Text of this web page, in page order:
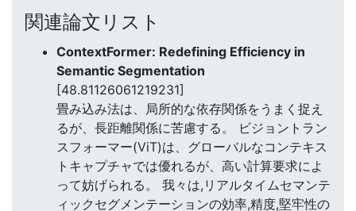
関連論文リスト
ContextFormer: Redefining Efficiency in
Semantic Segmentation
[48.81126061219231]
畳み込み法は、局所的な依存関係をうまく捉え
るが、長距離関係に苦慮する。 ビジョントラン
スフォーマー(ViT)は、グローバルなコンテキス
トキャプチャでは優れるが、高い計算要求によ
って妨げられる。 我々は,リアルタイムセマンテ
ィックセグメンテーションの効率,精度,堅牢性の